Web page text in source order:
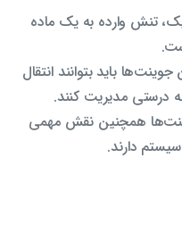
تنش وارده به یک ماده
باید بتوانند انتقال
درستی مدیریت کنند.
همچنین نقش مهمی
دارند.